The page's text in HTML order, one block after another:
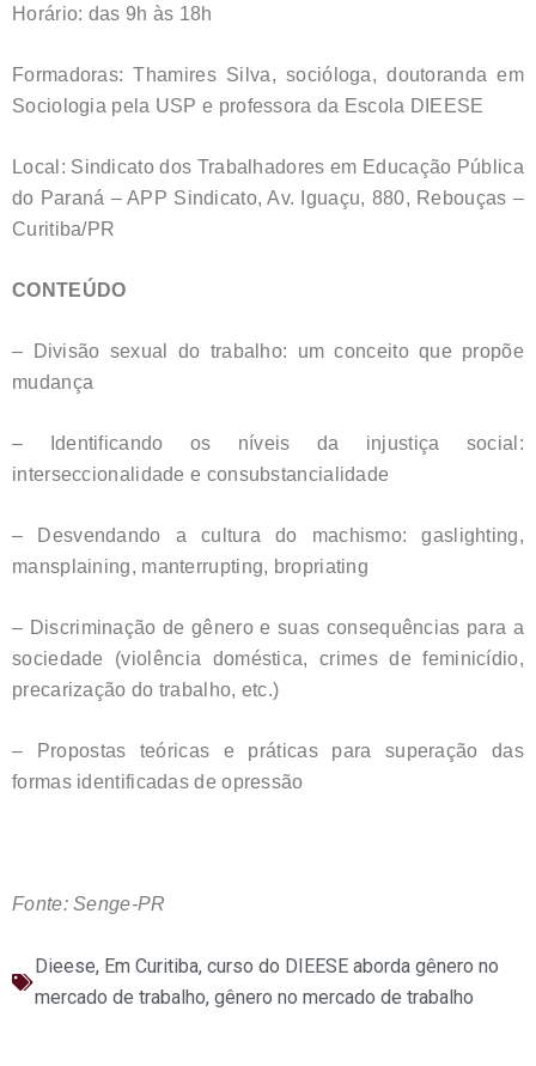
Horário: das 9h às 18h
Formadoras: Thamires Silva, socióloga, doutoranda em
Sociologia pela USP e professora da Escola DIEESE
Local: Sindicato dos Trabalhadores em Educação Pública
do Paraná – APP Sindicato, Av. Iguaçu, 880, Rebouças –
Curitiba/PR
CONTEÚDO
– Divisão sexual do trabalho: um conceito que propõe
mudança
– Identificando os níveis da injustiça social:
interseccionalidade e consubstancialidade
– Desvendando a cultura do machismo: gaslighting,
mansplaining, manterrupting, bropriating
– Discriminação de gênero e suas consequências para a
sociedade (violência doméstica, crimes de feminicídio,
precarização do trabalho, etc.)
– Propostas teóricas e práticas para superação das
formas identificadas de opressão
Fonte: Senge-PR
Dieese, Em Curitiba, curso do DIEESE aborda gênero no
mercado de trabalho, gênero no mercado de trabalho